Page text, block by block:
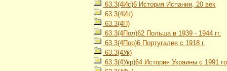
63.3(4Ис)6 История Испании, 20 век
63.3(4Ит)
63.3(4П)
63.3(4Пол)62 Польша в 1939 - 1944 гг.
63.3(4Пор)6 Португалия с 1918 г.
63.3(4Ук)
63.3(4Укр)64 История Украины с 1991